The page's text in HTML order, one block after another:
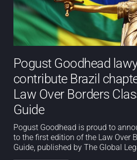
Pogust Goodhead
contribute Brazil
Law Over Borders
Guide
Pogust Goodhead is proud to
to the first edition of the Law Over
Guide, published by The Global